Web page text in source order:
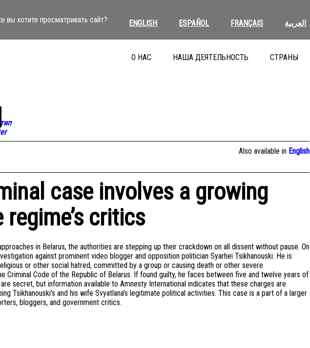
вы хотите просматривать сайт? ENGLISH ESPAÑOL FRANÇAIS العربية
О НАС НАША ДЕЯТЕЛЬНОСТЬ СТРАНЫ
Also available in English
case involves a growing
critics
in Belarus, the authorities are stepping up their crackdown on all dissent without pause. On
against prominent video blogger and opposition politician Syarhei Tsikhanouski. He is
or other social hatred, committed by a group or causing death or other severe
Criminal Code of the Republic of Belarus. If found guilty, he faces between five and twelve years of
secret, but information available to Amnesty International indicates that these charges are
Tsikhanouski’s and his wife Svyatlana’s legitimate political activities. This case is a part of a larger
bloggers, and government critics.